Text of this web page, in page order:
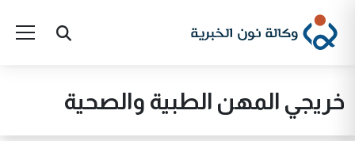
خريجي المهن الطبية والصحية